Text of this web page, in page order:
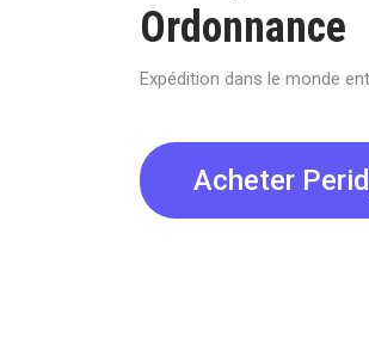
Ordonnance
Expédition dans le monde
Acheter